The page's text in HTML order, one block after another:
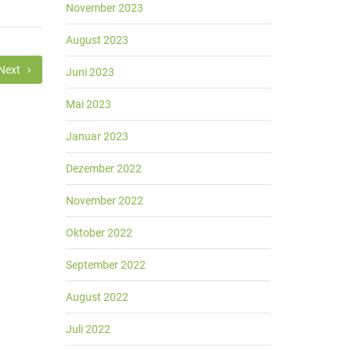
November 2023
August 2023
Juni 2023
Mai 2023
Januar 2023
Dezember 2022
November 2022
Oktober 2022
September 2022
August 2022
Juli 2022